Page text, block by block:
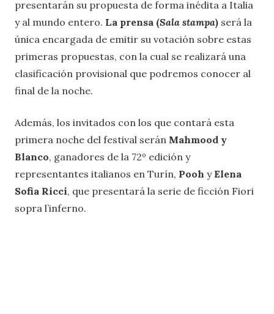
presentarán su propuesta de forma inédita a Italia
y al mundo entero. La prensa (Sala stampa) será la
única encargada de emitir su votación sobre estas
primeras propuestas, con la cual se realizará una
clasificación provisional que podremos conocer al
final de la noche.
Además, los invitados con los que contará esta
primera noche del festival serán Mahmood y
Blanco, ganadores de la 72º edición y
representantes italianos en Turín, Pooh yElena
Sofia Ricci, que presentará la serie de ficción Fiori
sopra l’inferno.